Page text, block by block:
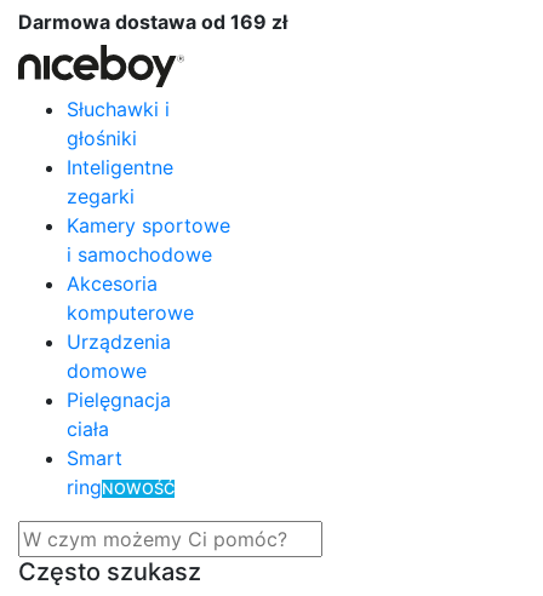
Darmowa dostawa od 169 zł
Słuchawki i
głośniki
Inteligentne
zegarki
Kamery sportowe
i samochodowe
Akcesoria
komputerowe
Urządzenia
domowe
Pielęgnacja
ciała
Smart
ringNOWOŚĆ
Często szukasz